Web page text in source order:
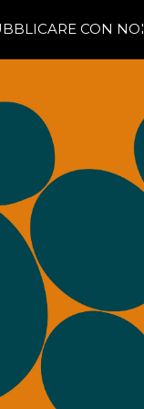
CON NOI